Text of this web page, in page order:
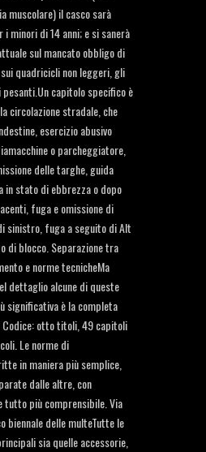
muscolare) il casco sarà
minori di 14 anni; e si sanerà
sul mancato obbligo di
quadricicli non leggeri, gli
capitolo specifico è
circolazione stradale, che
esercizio abusivo
o parcheggiatore,
delle targhe, guida
in stato di ebbrezza o dopo
fuga e omissione di
sinistro, fuga a seguito di Alt
di blocco. Separazione tra
e norme tecnicheMa
dettaglio alcune di queste
significativa è la completa
Codice: otto titoli, 49 capitoli
Le norme di
in maniera più semplice,
dalle altre, con
tutto più comprensibile. Via
biennale delle multeTutte le
sia quelle accessorie,